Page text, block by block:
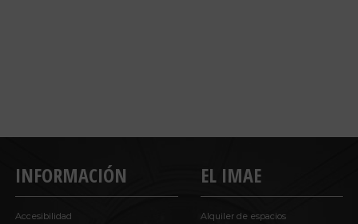
INFORMACIÓN
Accesibilidad
EL IMAE
Alquiler de espacios